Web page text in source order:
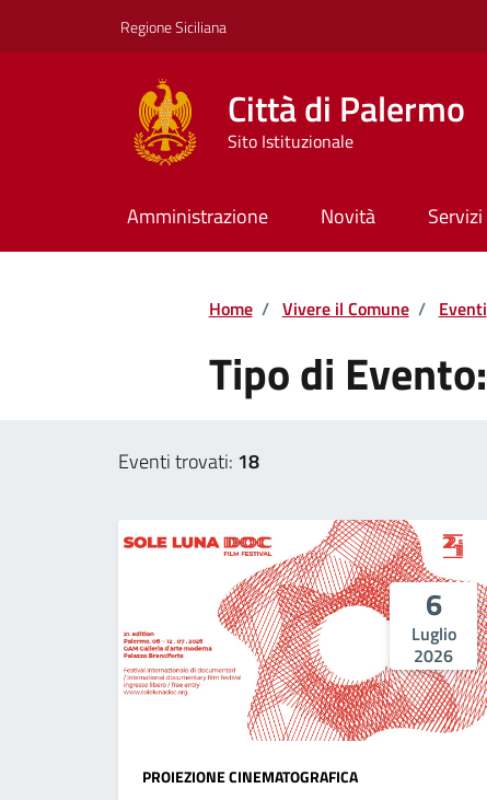
Regione Siciliana
Città di Palermo
Sito Istituzionale
Amministrazione Novità Servizi
Home / Vivere il Comune / Eventi
Tipo di Evento:
Eventi trovati: 18
6
Luglio
2026
PROIEZIONE CINEMATOGRAFICA